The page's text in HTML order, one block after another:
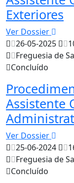
Exteriores
Ver Dossier
26-05-2025
Freguesia de
Concluído
Assistente
Ver Dossier
25-06-2024
Freguesia de
Concluído